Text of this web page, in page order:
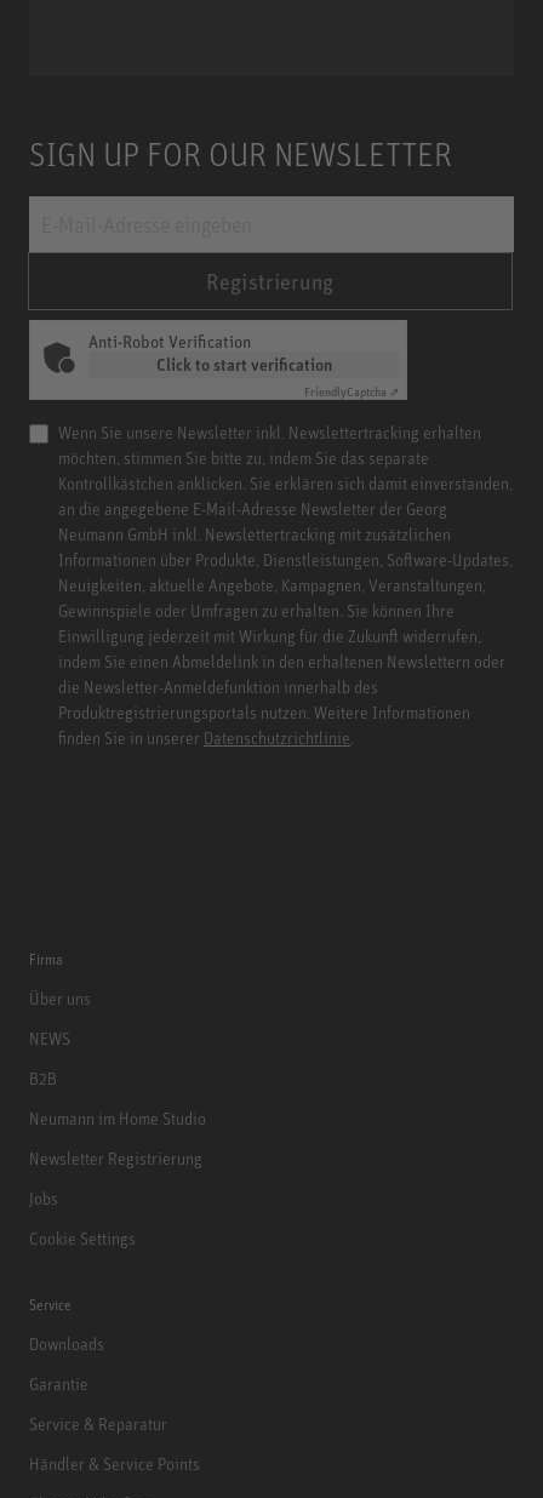
SIGN UP FOR OUR NEWSLETTER
Registrierung
Anti-Robot Verification
Click to start verification
FriendlyCaptcha ⇗
Wenn Sie unsere Newsletter inkl. Newslettertracking erhalten
möchten, stimmen Sie bitte zu, indem Sie das separate
Kontrollkästchen anklicken. Sie erklären sich damit einverstanden,
an die angegebene E-Mail-Adresse Newsletter der Georg
Neumann GmbH inkl. Newslettertracking mit zusätzlichen
Informationen über Produkte, Dienstleistungen, Software-Updates,
Neuigkeiten, aktuelle Angebote, Kampagnen, Veranstaltungen,
Gewinnspiele oder Umfragen zu erhalten. Sie können Ihre
Einwilligung jederzeit mit Wirkung für die Zukunft widerrufen,
indem Sie einen Abmeldelink in den erhaltenen Newslettern oder
die Newsletter-Anmeldefunktion innerhalb des
Produktregistrierungsportals nutzen. Weitere Informationen
finden Sie in unserer Datenschutzrichtlinie
Firma
Über uns
NEWS
B2B
Neumann im Home Studio
Newsletter Registrierung
Jobs
Cookie Settings
Service
Downloads
Garantie
Service & Reparatur
Händler & Service Points